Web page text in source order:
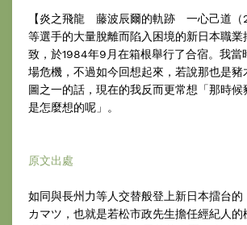
【炎之飛龍 藤波辰爾的軌跡 一心己道（
等選手的大量脫離而陷入困境的新日本職業
致，於1984年9月在箱根舉行了合宿。我當
場危機，不過如今回想起來，若說那也是豬
圖之一的話，現在的我反而更常想「那時
是怎麼想的呢」。
原文出處
如同與長州力等人交替般登上新日本擂台的
カマツ，也就是若松市政先生擔任經紀人的